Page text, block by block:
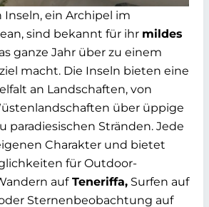
Inseln, ein Archipel im
sind bekannt für ihr mildes
ganze Jahr über zu einem
macht. Die Inseln bieten eine
an Landschaften, von
über üppige
paradiesischen Stränden. Jede
Charakter und bietet
für Outdoor-
aufTeneriffa, Surfen auf
Sternenbeobachtung auf